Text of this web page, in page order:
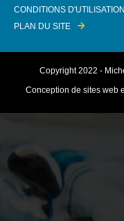
CONDITIONS D'UTILISATION
PLAN DU SITE
Copyright 2022 -
Conception de sites web